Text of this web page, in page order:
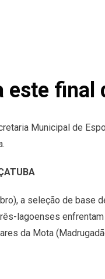
este final
Municipal de
a seleção de base
lagoenses
da Mota